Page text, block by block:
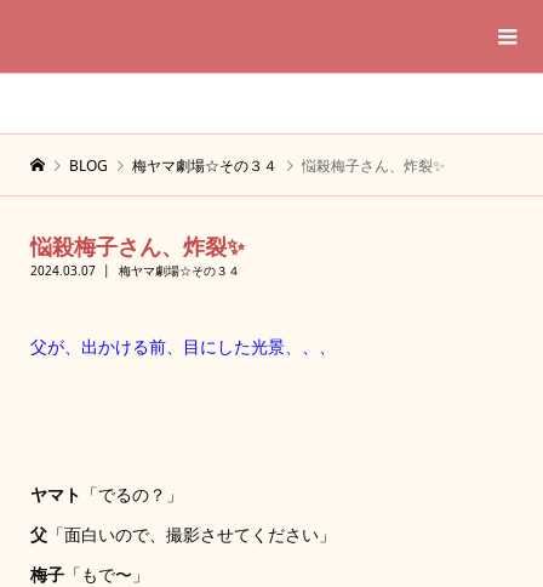
BLOG 梅ヤマ劇場☆その３４ 悩殺梅子さん、炸裂✨
悩殺梅子さん、炸裂✨
2024.03.07 梅ヤマ劇場☆その３４
父が、出かける前、目にした光景、、、
ヤマト 「でるの？」
父「面白いので、撮影させてください」
梅子「もで〜」